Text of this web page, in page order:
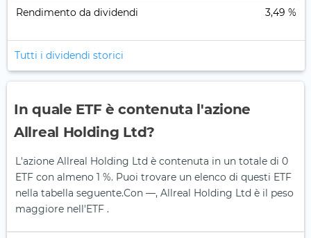
Rendimento da dividendi 3,49 %
Tutti i dividendi storici
In quale ETF è contenuta l'azione
Allreal Holding Ltd?
L'azione Allreal Holding Ltd è contenuta in un totale di 0
ETF con almeno 1 %. Puoi trovare un elenco di questi ETF
nella tabella seguente.Con —, Allreal Holding Ltd è il peso
maggiore nell'ETF .